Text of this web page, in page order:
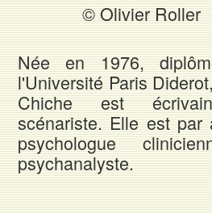
© Olivier Roller
Née en 1976,
l'Université Paris
Chiche est
scénariste. Elle est par
psychologue
psychanalyste.